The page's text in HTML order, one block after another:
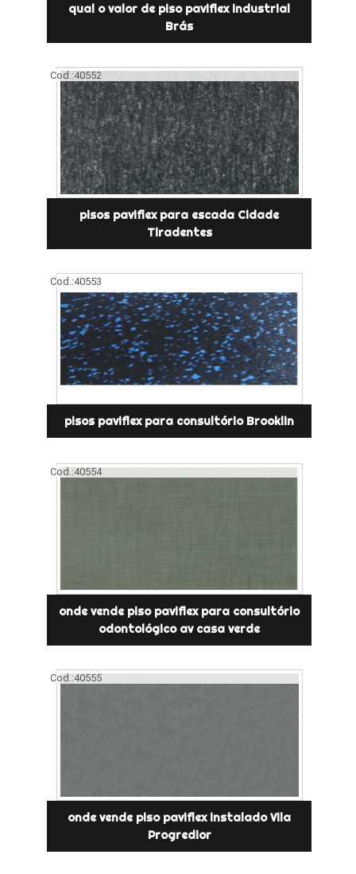
qual o valor de piso paviflex industrial
Brás
Cod.:40552
pisos paviflex para escada Cidade
Tiradentes
Cod.:40553
pisos paviflex para consultório Brooklin
Cod.:40554
onde vende piso paviflex para consultório
odontológico av casa verde
Cod.:40555
onde vende piso paviflex instalado Vila
Progredior